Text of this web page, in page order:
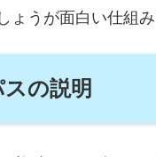
ょうが面白い仕組み
の説明